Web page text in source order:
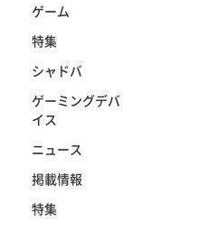
ゲーム
特集
シャドバ
ゲーミングデバ
イス
ニュース
掲載情報
特集